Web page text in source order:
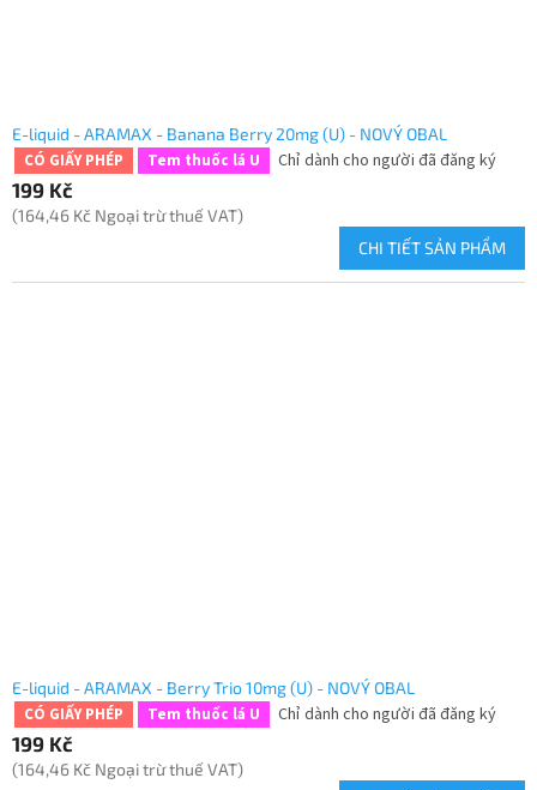
E-liquid - ARAMAX - Banana Berry 20mg (U) - NOVÝ OBAL
CÓ GIẤY PHÉP Tem thuốc lá U
Chỉ dành cho người đã đăng ký
199 Kč
(164,46 Kč Ngoại trừ thuế VAT)
CHI TIẾT SẢN PHẨM
E-liquid - ARAMAX - Berry Trio 10mg (U) - NOVÝ OBAL
CÓ GIẤY PHÉP Tem thuốc lá U
Chỉ dành cho người đã đăng ký
199 Kč
(164,46 Kč Ngoại trừ thuế VAT)